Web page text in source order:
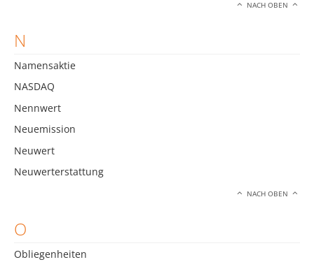
NACH OBEN
N
Namensaktie
NASDAQ
Nennwert
Neuemission
Neuwert
Neuwerterstattung
NACH OBEN
O
Obliegenheiten